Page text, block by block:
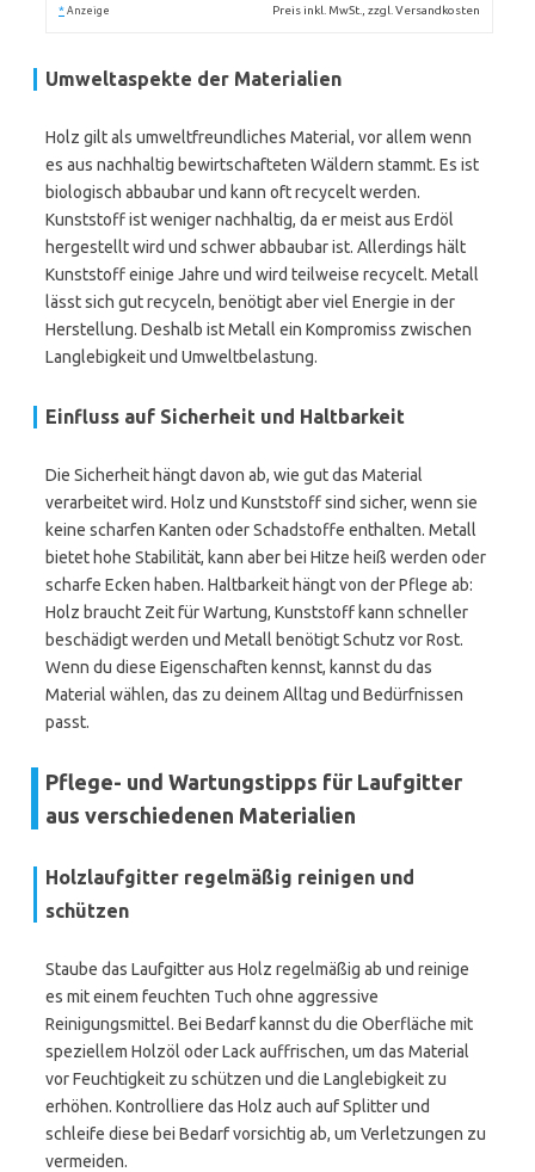
* Anzeige Preis inkl. MwSt., zzgl. Versandkosten
Umweltaspekte der Materialien
Holz gilt als umweltfreundliches Material, vor allem wenn
es aus nachhaltig bewirtschafteten Wäldern stammt. Es ist
biologisch abbaubar und kann oft recycelt werden.
Kunststoff ist weniger nachhaltig, da er meist aus Erdöl
hergestellt wird und schwer abbaubar ist. Allerdings hält
Kunststoff einige Jahre und wird teilweise recycelt. Metall
lässt sich gut recyceln, benötigt aber viel Energie in der
Herstellung. Deshalb ist Metall ein Kompromiss zwischen
Langlebigkeit und Umweltbelastung.
Einfluss auf Sicherheit und Haltbarkeit
Die Sicherheit hängt davon ab, wie gut das Material
verarbeitet wird. Holz und Kunststoff sind sicher, wenn sie
keine scharfen Kanten oder Schadstoffe enthalten. Metall
bietet hohe Stabilität, kann aber bei Hitze heiß werden oder
scharfe Ecken haben. Haltbarkeit hängt von der Pflege ab:
Holz braucht Zeit für Wartung, Kunststoff kann schneller
beschädigt werden und Metall benötigt Schutz vor Rost.
Wenn du diese Eigenschaften kennst, kannst du das
Material wählen, das zu deinem Alltag und Bedürfnissen
passt.
Pflege- und Wartungstipps für Laufgitter
aus verschiedenen Materialien
Holzlaufgitter regelmäßig reinigen und
schützen
Staube das Laufgitter aus Holz regelmäßig ab und reinige
es mit einem feuchten Tuch ohne aggressive
Reinigungsmittel. Bei Bedarf kannst du die Oberfläche mit
speziellem Holzöl oder Lack auffrischen, um das Material
vor Feuchtigkeit zu schützen und die Langlebigkeit zu
erhöhen. Kontrolliere das Holz auch auf Splitter und
schleife diese bei Bedarf vorsichtig ab, um Verletzungen zu
vermeiden.